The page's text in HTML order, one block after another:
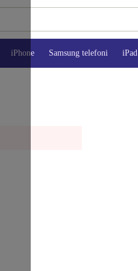
iPhone Samsung telefoni iPad